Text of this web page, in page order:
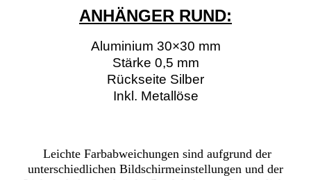
ANHÄNGER RUND:
Aluminium 30×30 mm
Stärke 0,5 mm
Rückseite Silber
Inkl. Metallöse
Leichte Farbabweichungen sind aufgrund der
unterschiedlichen Bildschirmeinstellungen und der